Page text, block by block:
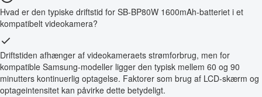
Hvad er den typiske driftstid for SB-BP80W 1600mAh-batteriet i et
kompatibelt videokamera?
Driftstiden afhænger af videokameraets strømforbrug, men for
kompatible Samsung-modeller ligger den typisk mellem 60 og 90
minutters kontinuerlig optagelse. Faktorer som brug af LCD-skærm og
optageintensitet kan påvirke dette betydeligt.